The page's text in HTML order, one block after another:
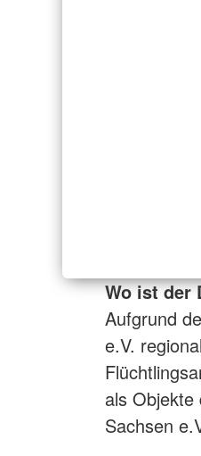
Wo ist der
Aufgrund
e.V.
als Objekte
Sachsen